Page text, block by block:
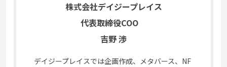
株式会社デイジープレイス
代表取締役COO
吉野 渉
デイジープレイスでは企画作成、メタバース、NF